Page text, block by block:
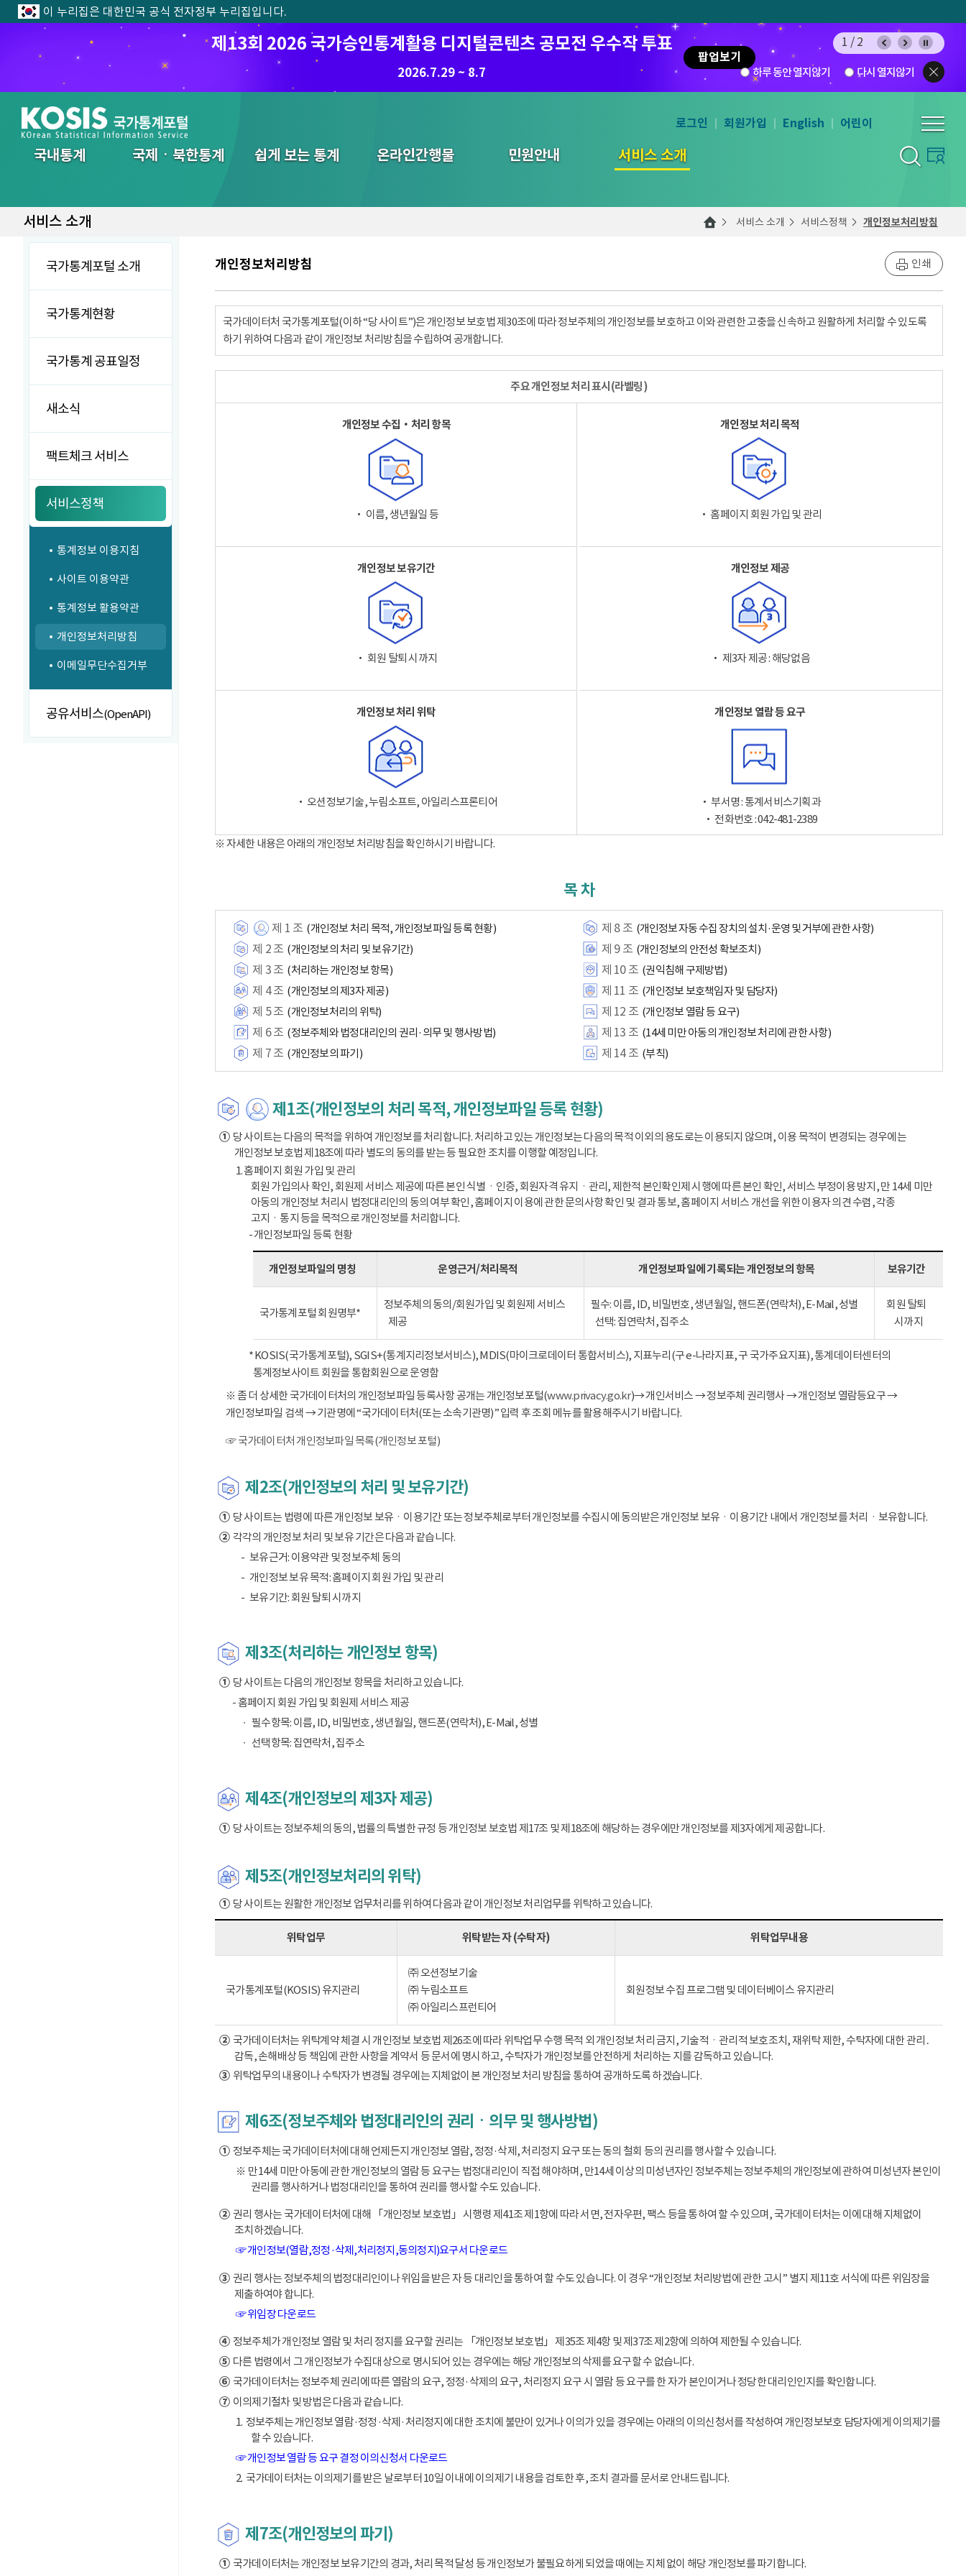
이 누리집은 대한민국 공식 전자정부 누리집입니다.
제13회 2026 국가승인통계활용 디지털콘텐츠 공모전 우수작 투표
2026.7.29 ~ 8.7
팝업보기
8.7.(금) ~ 8.21.(금)
1/2
하루 동안 열지않기 다시 열지않기
국내통계 국제ㆍ북한통계 쉽게 보는 통계 온라인간행물 민원안내 서비스 소개
통합검색
로그인 회원가입 English 어린이
서비스 소개 서비스 소개 서비스정책 개인정보처리방침
국가통계포털 소개
국가통계현황
국가통계 공표일정
새소식
팩트체크 서비스
서비스정책
통계정보 이용지침
사이트 이용약관
통계정보 활용약관
개인정보처리방침
이메일무단수집거부
공유서비스(OpenAPI)
개인정보처리방침 인쇄
국가데이터처 국가통계포털(이하 “당 사이트”)은 개인정보 보호법 제30조에 따라 정보주체의 개인정보를 보호하고 이와 관련한 고충을 신속하고 원활하게 처리할 수 있도록
하기 위하여 다음과 같이 개인정보 처리방침을 수립하여 공개합니다.
주요 개인정보 처리 표시(라벨링)
개인정보 수집‧처리 항목
‧ 이름, 생년월일 등
개인정보 처리 목적
‧ 홈페이지 회원 가입 및 관리
개인정보 보유기간
‧ 회원 탈퇴 시까지
개인정보 제공
‧ 제3자 제공 : 해당없음
개인정보 처리 위탁
‧ 오션정보기술, 누림소프트, 아일리스프론티어
개인정보 열람 등 요구
‧ 부서명 : 통계서비스기획과
‧ 전화번호 : 042-481-2389
※ 자세한 내용은 아래의 개인정보 처리방침을 확인하시기 바랍니다.
목 차
제 1 조 (개인정보 처리 목적, 개인정보파일 등록 현황)
제 2 조 (개인정보의 처리 및 보유기간)
제 3 조 (처리하는 개인정보 항목)
제 4 조 (개인정보의 제3자 제공)
제 5 조 (개인정보처리의 위탁)
제 6 조 (정보주체와 법정대리인의 권리·의무 및 행사방법)
제 7 조 (개인정보의 파기)
제 8 조 (개인정보 자동 수집 장치의 설치·운영 및 거부에 관한 사항)
제 9 조 (개인정보의 안전성 확보조치)
제 10 조 (권익침해 구제방법)
제 11 조 (개인정보 보호책임자 및 담당자)
제 12 조 (개인정보 열람 등 요구)
제 13 조 (14세 미만 아동의 개인정보 처리에 관한 사항)
제 14 조 (부칙)
제1조(개인정보의 처리 목적, 개인정보파일 등록 현황)
①당 사이트는 다음의 목적을 위하여 개인정보를 처리합니다. 처리하고 있는 개인정보는 다음의 목적 이외의 용도로는 이용되지 않으며, 이용 목적이 변경되는 경우에는
개인정보 보호법 제18조에 따라 별도의 동의를 받는 등 필요한 조치를 이행할 예정입니다.
1. 홈페이지 회원 가입 및 관리
회원 가입의사 확인, 회원제 서비스 제공에 따른 본인 식별ㆍ인증, 회원자격 유지ㆍ관리, 제한적 본인확인제 시행에 따른 본인 확인, 서비스 부정이용 방지, 만 14세 미만
아동의 개인정보 처리시 법정대리인의 동의 여부 확인, 홈페이지 이용에 관한 문의사항 확인 및 결과 통보, 홈페이지 서비스 개선을 위한 이용자 의견 수렴, 각종
고지ㆍ통지 등을 목적으로 개인정보를 처리합니다.
- 개인정보파일 등록 현황
개인정보파일의 명칭 운영근거/처리목적 개인정보파일에 기록되는 개인정보의 항목 보유기간
국가통계포털 회원명부*
정보주체의 동의/회원가입 및 회원제 서비스
제공
필수: 이름, ID, 비밀번호, 생년월일, 핸드폰(연락처), E-Mail, 성별
선택: 집연락처, 집주소
회원 탈퇴
시까지
* KOSIS(국가통계포털), SGIS+(통계지리정보서비스), MDIS(마이크로데이터 통합서비스), 지표누리(구 e-나라지표, 구 국가주요지표), 통계데이터센터의
통계정보사이트 회원을 통합회원으로 운영함
※ 좀 더 상세한 국가데이터처의 개인정보파일 등록사항 공개는 개인정보포털(www.privacy.go.kr)→ 개인서비스 → 정보주체 권리행사 → 개인정보 열람등요구 →
개인정보파일 검색 → 기관명에 “국가데이터처(또는 소속기관명)” 입력 후 조회 메뉴를 활용해주시기 바랍니다.
☞ 국가데이터처 개인정보파일 목록(개인정보 포털)
제2조(개인정보의 처리 및 보유기간)
①당 사이트는 법령에 따른 개인정보 보유ㆍ이용기간 또는 정보주체로부터 개인정보를 수집시에 동의받은 개인정보 보유ㆍ이용기간 내에서 개인정보를 처리ㆍ보유합니다.
②각각의 개인정보 처리 및 보유 기간은 다음과 같습니다.
보유근거: 이용약관 및 정보주체 동의
개인정보 보유 목적: 홈페이지 회원 가입 및 관리
보유기간: 회원 탈퇴 시까지
제3조(처리하는 개인정보 항목)
①당 사이트는 다음의 개인정보 항목을 처리하고 있습니다.
- 홈페이지 회원 가입 및 회원제 서비스 제공
필수항목: 이름, ID, 비밀번호, 생년월일, 핸드폰(연락처), E-Mail, 성별
선택항목: 집연락처, 집주소
제4조(개인정보의 제3자 제공)
①당 사이트는 정보주체의 동의, 법률의 특별한 규정 등 개인정보 보호법 제17조 및 제18조에 해당하는 경우에만 개인정보를 제3자에게 제공합니다.
제5조(개인정보처리의 위탁)
①당 사이트는 원활한 개인정보 업무처리를 위하여 다음과 같이 개인정보 처리업무를 위탁하고 있습니다.
위탁업무 위탁받는 자 (수탁자) 위탁업무내용
국가통계포털(KOSIS) 유지관리
㈜ 오션정보기술
㈜ 누림소프트
㈜ 아일리스프런티어
회원정보 수집 프로그램 및 데이터베이스 유지관리
②국가데이터처는 위탁계약 체결 시 개인정보 보호법 제26조에 따라 위탁업무 수행 목적 외 개인정보 처리 금지, 기술적ㆍ관리적 보호조치, 재위탁 제한, 수탁자에 대한 관리․
감독, 손해배상 등 책임에 관한 사항을 계약서 등 문서에 명시하고, 수탁자가 개인정보를 안전하게 처리하는 지를 감독하고 있습니다.
③위탁업무의 내용이나 수탁자가 변경될 경우에는 지체없이 본 개인정보 처리 방침을 통하여 공개하도록 하겠습니다.
제6조(정보주체와 법정대리인의 권리ㆍ의무 및 행사방법)
①정보주체는 국가데이터처에 대해 언제든지 개인정보 열람, 정정·삭제, 처리정지 요구 또는 동의 철회 등의 권리를 행사할 수 있습니다.
※ 만14세 미만 아동에 관한 개인정보의 열람 등 요구는 법정대리인이 직접 해야하며, 만14세 이상의 미성년자인 정보주체는 정보주체의 개인정보에 관하여 미성년자 본인이
권리를 행사하거나 법정대리인을 통하여 권리를 행사할 수도 있습니다.
②권리 행사는 국가데이터처에 대해 「개인정보 보호법」 시행령 제41조 제1항에 따라 서면, 전자우편, 팩스 등을 통하여 할 수 있으며, 국가데이터처는 이에 대해 지체없이
조치하겠습니다.
☞ 개인정보(열람,정정·삭제,처리정지,동의정지)요구서 다운로드
③권리 행사는 정보주체의 법정대리인이나 위임을 받은 자 등 대리인을 통하여 할 수도 있습니다. 이 경우 “개인정보 처리방법에 관한 고시” 별지 제11호 서식에 따른 위임장을
제출하여야 합니다.
☞ 위임장 다운로드
④정보주체가 개인정보 열람 및 처리 정지를 요구할 권리는 「개인정보 보호법」 제35조 제4항 및 제37조 제2항에 의하여 제한될 수 있습니다.
⑤다른 법령에서 그 개인정보가 수집대상으로 명시되어 있는 경우에는 해당 개인정보의 삭제를 요구할 수 없습니다.
⑥국가데이터처는 정보주체 권리에 따른 열람의 요구, 정정·삭제의 요구, 처리정지 요구 시 열람 등 요구를 한 자가 본인이거나 정당한 대리인인지를 확인합니다.
⑦이의제기절차 및 방법은 다음과 같습니다.
1. 정보주체는 개인정보 열람·정정·삭제·처리정지에 대한 조치에 불만이 있거나 이의가 있을 경우에는 아래의 이의신청서를 작성하여 개인정보보호 담당자에게 이의제기를
할 수 있습니다.
☞ 개인정보 열람 등 요구 결정 이의신청서 다운로드
2. 국가데이터처는 이의제기를 받은 날로부터 10일 이내에 이의제기 내용을 검토한 후, 조치 결과를 문서로 안내드립니다.
제7조(개인정보의 파기)
①국가데이터처는 개인정보 보유기간의 경과, 처리 목적 달성 등 개인정보가 불필요하게 되었을 때에는 지체 없이 해당 개인정보를 파기합니다.